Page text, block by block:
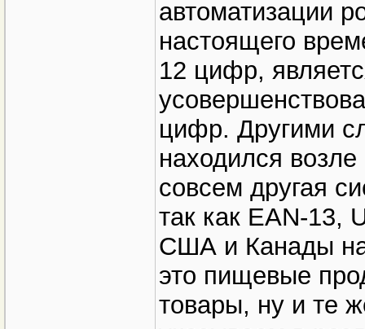
автоматизации
настоящего
12 цифр,
цифр. Другими
находился
совсем другая
так как EAN-13,
США и Канады на
это пищевые
товары, ну и те